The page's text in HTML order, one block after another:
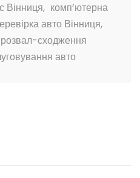
Вінниця, комп’ютерна
авто Вінниця,
розвал-сходження
авто